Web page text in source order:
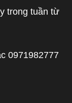
trong tuần từ
0971982777